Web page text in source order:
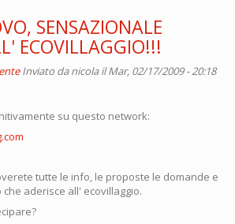
SENSAZIONALE
ECOVILLAGGIO!!!
Inviato danicolail Mar, 02/17/2009 - 20:18
su questo network:
tutte le info, le proposte le domande e
aderisce all' ecovillaggio.